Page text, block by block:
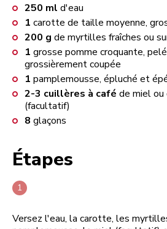
250 ml d'eau
1 carotte de taille moyenne,
200 g de myrtilles fraîches ou
1 grosse pomme croquante,
grossièrement coupée
1 pamplemousse, épluché et
2-3 cuillères à café de miel ou
(facultatif)
8 glaçons
Étapes
Versez l'eau, la carotte, les